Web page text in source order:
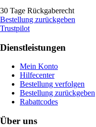
30 Tage Rückgaberecht
Bestellung zurückgeben
Trustpilot
Dienstleistungen
Mein Konto
Hilfecenter
Bestellung verfolgen
Bestellung zurückgeben
Rabattcodes
Über uns